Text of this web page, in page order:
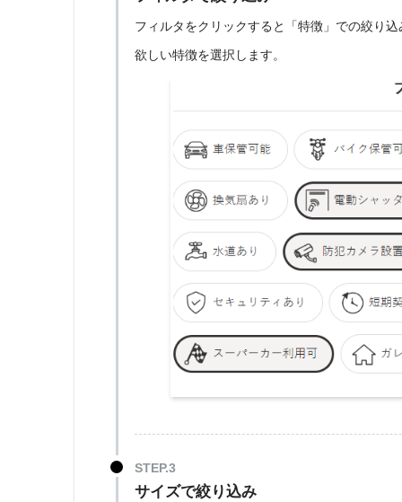
フィルタをクリックすると「特徴」での絞り
欲しい特徴を選択します。
サイズで絞り込み